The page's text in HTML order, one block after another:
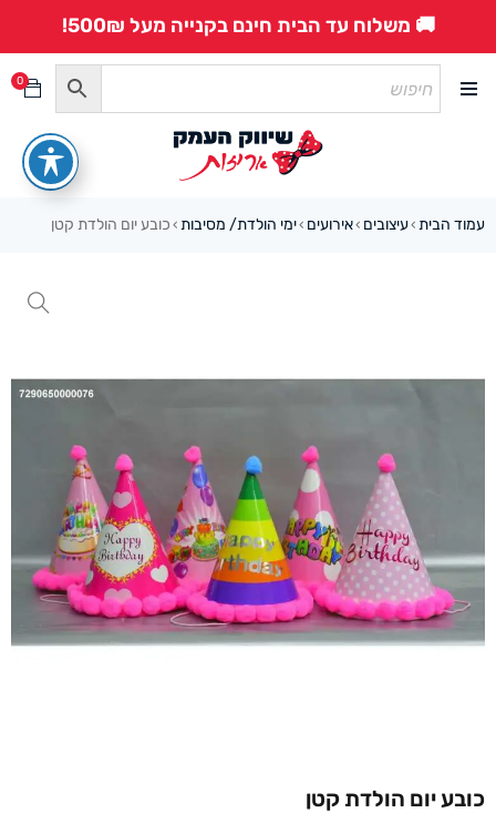
🚚 משלוח עד הבית חינם בקנייה מעל 500₪!
0
עמוד הבית ›עיצובים ›אירועים ›ימי הולדת/ מסיבות › כובע יום הולדת קטן
כובע יום הולדת קטן